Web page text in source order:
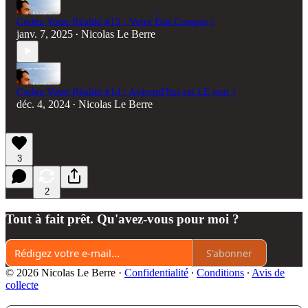
Codez Votre Réalité #15 : Votre État Compte !
janv. 7, 2025 • Nicolas Le Berre
Codez Votre Réalité #14 : Aujourd'hui est LE jour !
déc. 4, 2024 • Nicolas Le Berre
3
2
Tout à fait prêt. Qu'avez-vous pour moi ?
S'abonner
© 2026 Nicolas Le Berre · Confidentialité ∙ Conditions ∙ Avis de
collecte